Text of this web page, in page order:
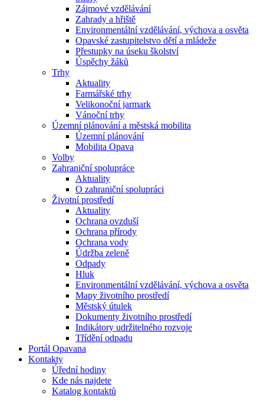
Zájmové vzdělávání
Zahrady a hřiště
Environmentální vzdělávání, výchova a osvěta
Opavské zastupitelstvo dětí a mládeže
Přestupky na úseku školství
Úspěchy žáků
Trhy
Aktuality
Farmářské trhy
Velikonoční jarmark
Vánoční trhy
Územní plánování a městská mobilita
Územní plánování
Mobilita Opava
Volby
Zahraniční spolupráce
Aktuality
O zahraniční spolupráci
Životní prostředí
Aktuality
Ochrana ovzduší
Ochrana přírody
Ochrana vody
Údržba zeleně
Odpady
Hluk
Environmentální vzdělávání, výchova a osvěta
Mapy životního prostředí
Městský útulek
Dokumenty životního prostředí
Indikátory udržitelného rozvoje
Třídění odpadu
Portál Opavana
Kontakty
Úřední hodiny
Kde nás najdete
Katalog kontaktů